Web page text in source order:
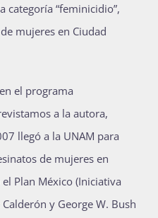
categoría “feminicidio”,
mujeres en Ciudad
el programa
a la autora,
llegó a la UNAM para
de mujeres en
Plan México (Iniciativa
y George W. Bush